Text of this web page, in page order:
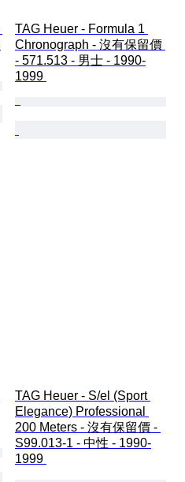
TAG Heuer - Formula 1
Chronograph - 沒有保留價
- 571.513 - 男士 - 1990-
1999
TAG Heuer - S/el (Sport
Elegance) Professional
200 Meters - 沒有保留價 -
S99.013-1 - 中性 - 1990-
1999